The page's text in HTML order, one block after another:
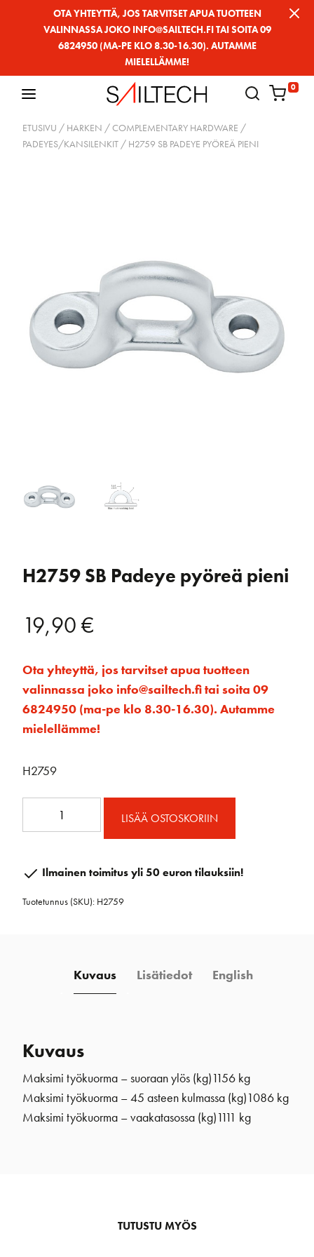
OTA YHTEYTTÄ, JOS TARVITSET APUA TUOTTEEN
VALINNASSA JOKO INFO@SAILTECH.FI TAI SOITA 09
6824950 (MA-PE KLO 8.30-16.30). AUTAMME
MIELELLÄMME!
0
ETUSIVU / HARKEN /COMPLEMENTARY HARDWARE /
PADEYES/KANSILENKIT / H2759 SB PADEYE PYÖREÄ PIENI
H2759 SB Padeye pyöreä pieni
19,90€
Ota yhteyttä, jos tarvitset apua tuotteen
valinnassa joko info@sailtech.fi tai soita 09
6824950 (ma-pe klo 8.30-16.30). Autamme
mielellämme!
H2759
pyöreä
määrä
LISÄÄ OSTOSKORIIN
Ilmainen toimitus yli 50 euron tilauksiin!
Tuotetunnus (SKU): H2759
Kuvaus Lisätiedot English
Kuvaus
Maksimi työkuorma – suoraan ylös (kg)1156 kg
Maksimi työkuorma – 45 asteen kulmassa (kg)1086 kg
Maksimi työkuorma – vaakatasossa (kg)1111 kg
TUTUSTU MYÖS